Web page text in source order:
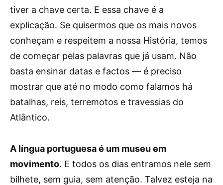
tiver a chave certa. E essa chave é a
explicação. Se quisermos que os mais novos
conheçam e respeitem a nossa História, temos
de começar pelas palavras que já usam. Não
basta ensinar datas e factos — é preciso
mostrar que até no modo como falamos há
batalhas, reis, terremotos e travessias do
Atlântico.
A língua portuguesa é um museu em
movimento. E todos os dias entramos nele sem
bilhete, sem guia, sem atenção. Talvez esteja na